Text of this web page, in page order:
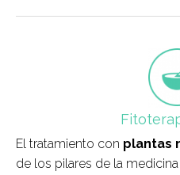
El tratamiento con plantas
de los pilares de la